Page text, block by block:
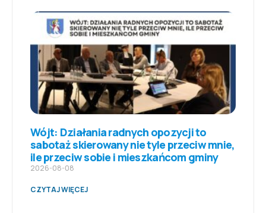
Wójt: Działania radnych opozycji to
sabotaż skierowany nie tyle przeciw mnie,
ile przeciw sobie i mieszkańcom gminy
2026-08-08
CZYTAJ WIĘCEJ